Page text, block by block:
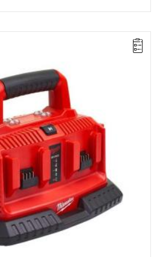
2.0, 4.0, 5.0, 6.0, 9.0, 3.0, 5.5, 8.0,
100/124/180/70/125/190/270 min